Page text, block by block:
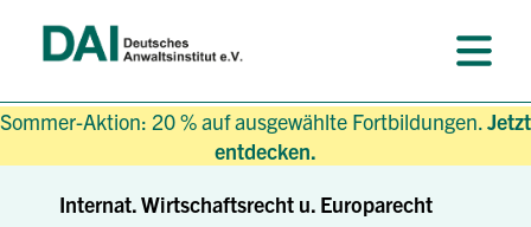
Sommer-Aktion: 20 % auf ausgewählte Fortbildungen.Jetzt
entdecken.
Internat. Wirtschaftsrecht u. Europarecht